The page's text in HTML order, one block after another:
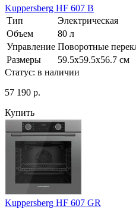
Kuppersberg HF 607 B
Тип
Электрическая
Объем
80 л
Управление Поворотные
Размеры
59.5х59.5х56.7 см
Статус: в наличии
57 190 р.
Купить
Kuppersberg HF 607 GR